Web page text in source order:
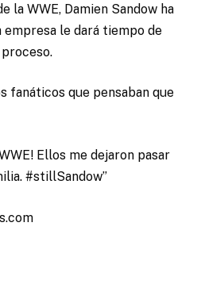
la WWE, Damien Sandow ha
le dará tiempo de
fanáticos que pensaban que
Ellos me dejaron pasar
#stillSandow”